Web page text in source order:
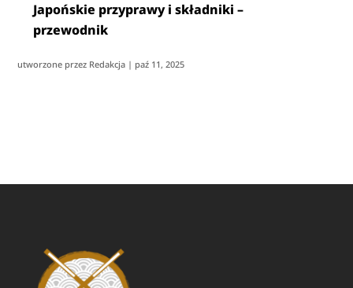
Japońskie przyprawy i składniki –
przewodnik
utworzone przez Redakcja | paź 11, 2025